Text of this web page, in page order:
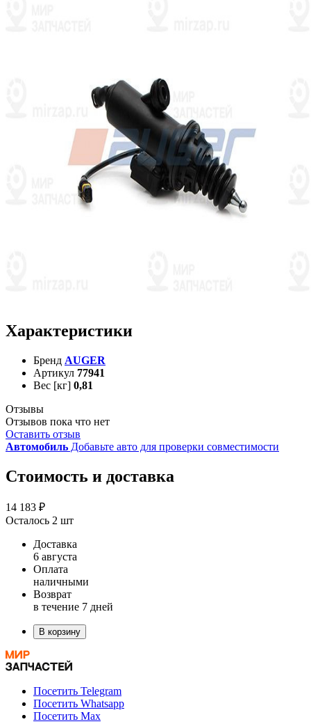
Характеристики
Бренд AUGER
Артикул 77941
Вес [кг] 0,81
Отзывы
Отзывов пока что нет
Оставить отзыв
Автомобиль Добавьте авто для проверки совместимости
Стоимость и доставка
14 183 ₽
Осталось 2 шт
Доставка
6 августа
Оплата
наличными
Возврат
в течение 7 дней
В корзину
Посетить Telegram
Посетить Whatsapp
Посетить Max